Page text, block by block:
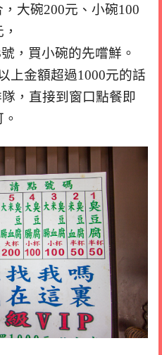
大碗200元、小碗100
，買小碗的先嚐鮮。
上金額超過1000元的話
，直接到窗口點餐即